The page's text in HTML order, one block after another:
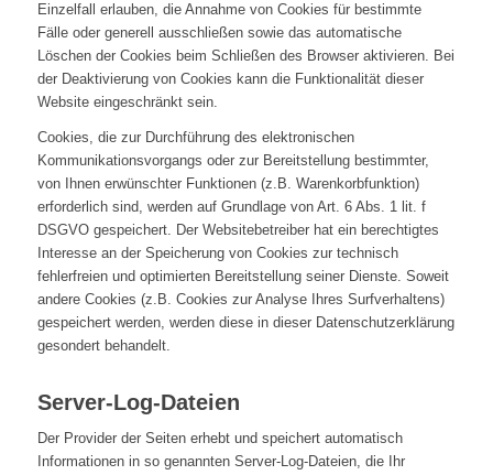
Einzelfall erlauben, die Annahme von Cookies für bestimmte
Fälle oder generell ausschließen sowie das automatische
Löschen der Cookies beim Schließen des Browser aktivieren. Bei
der Deaktivierung von Cookies kann die Funktionalität dieser
Website eingeschränkt sein.
Cookies, die zur Durchführung des elektronischen
Kommunikationsvorgangs oder zur Bereitstellung bestimmter,
von Ihnen erwünschter Funktionen (z.B. Warenkorbfunktion)
erforderlich sind, werden auf Grundlage von Art. 6 Abs. 1 lit. f
DSGVO gespeichert. Der Websitebetreiber hat ein berechtigtes
Interesse an der Speicherung von Cookies zur technisch
fehlerfreien und optimierten Bereitstellung seiner Dienste. Soweit
andere Cookies (z.B. Cookies zur Analyse Ihres Surfverhaltens)
gespeichert werden, werden diese in dieser Datenschutzerklärung
gesondert behandelt.
Server-Log-Dateien
Der Provider der Seiten erhebt und speichert automatisch
Informationen in so genannten Server-Log-Dateien, die Ihr